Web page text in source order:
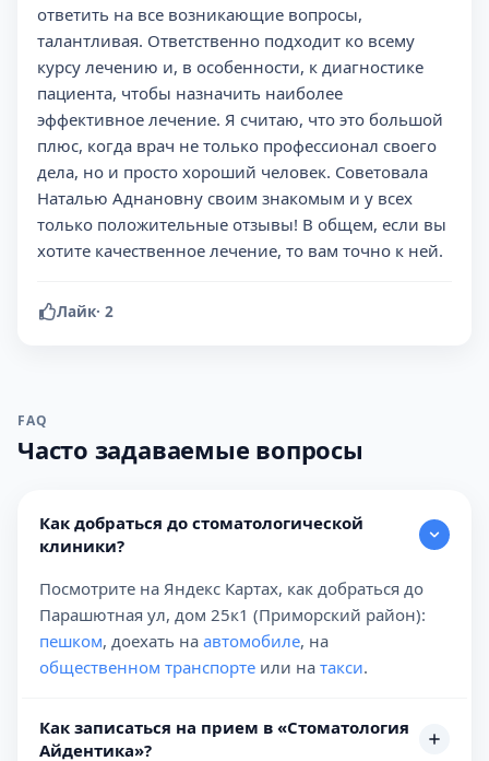
ответить на все возникающие вопросы,
талантливая. Ответственно подходит ко всему
курсу лечению и, в особенности, к диагностике
пациента, чтобы назначить наиболее
эффективное лечение. Я считаю, что это большой
плюс, когда врач не только профессионал своего
дела, но и просто хороший человек. Советовала
Наталью Аднановну своим знакомым и у всех
только положительные отзывы! В общем, если вы
хотите качественное лечение, то вам точно к ней.
Лайк· 2
FAQ
Часто задаваемые вопросы
Как добраться до стоматологической
клиники?
Посмотрите на Яндекс Картах, как добраться до
Парашютная ул, дом 25к1 (Приморский район):
пешком, доехать на автомобиле, на
общественном транспорте или на такси.
Как записаться на прием в «Стоматология
Айдентика»?